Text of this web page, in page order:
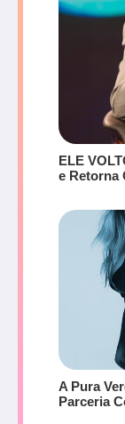
ELE
e Retorna
A Pura
Parceria